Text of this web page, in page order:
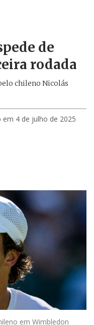
de
rodada
chileno Nicolás
em 4 de julho de 2025
em Wimbledon